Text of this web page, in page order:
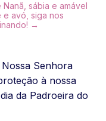
Nanã, sábia e amável
e avó, siga nos
→
Senhora
à nossa
da Padroeira do